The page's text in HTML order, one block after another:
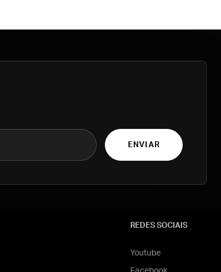
ENVIAR
REDES SOCIAIS
Youtube